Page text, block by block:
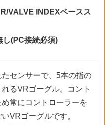
VALVE INDEXベースス
し(PC接続必須)
センサーで、5本の指の
るVRゴーグル。コント
常にコントローラーを
VRゴーグルです。